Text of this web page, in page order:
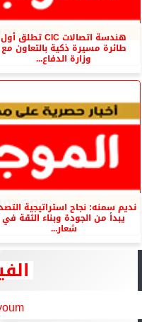
هندسة اتصالات CIC تطلق أول
طائرة مسيرة ذكية بالتعاون مع
وزارة الدفاع...
نديم سمنه: نجاح استراتيجية
يبدأ من الجودة وبناء الثقة في
شعار...